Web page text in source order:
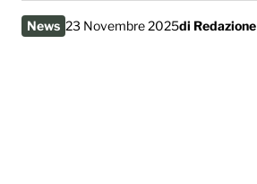
News 23 Novembre 2025di Redazione